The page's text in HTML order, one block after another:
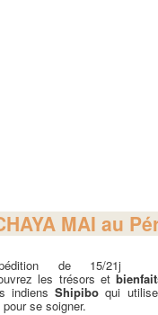
MAI au
de 15/21j
les trésors et
indiensShipibo qui
se soigner.